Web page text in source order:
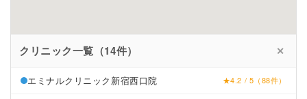
クリニック一覧（14件） ✕
エミナルクリニック新宿西口院 ★4.2 / 5（88件）